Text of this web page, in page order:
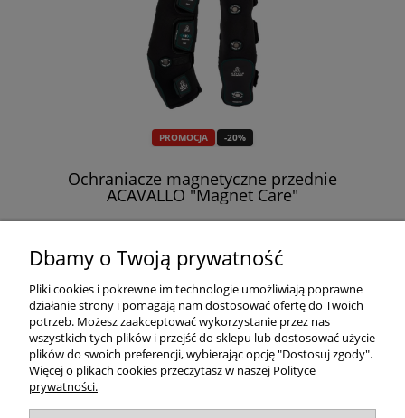
PROMOCJA -20%
Ochraniacze magnetyczne przednie
ACAVALLO "Magnet Care"
903,20 zł
do koszyka
« 1 2 »
Twoje konto
Dbamy o Twoją prywatność
Pliki cookies i pokrewne im technologie umożliwiają poprawne
działanie strony i pomagają nam dostosować ofertę do Twoich
potrzeb. Możesz zaakceptować wykorzystanie przez nas
wszystkich tych plików i przejść do sklepu lub dostosować użycie
plików do swoich preferencji, wybierając opcję "Dostosuj zgody".
Więcej o plikach cookies przeczytasz w naszej Polityce
prywatności.